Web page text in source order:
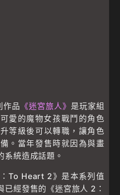
作品 《迷宮旅人》 是玩家組
愛的魔物女孩戰鬥的角色
等級後可以轉職，讓角色
。當年發售時就因為與畫
系統造成話題。
：To Heart 2》是本系列值
經發售的《迷宮旅人 2：